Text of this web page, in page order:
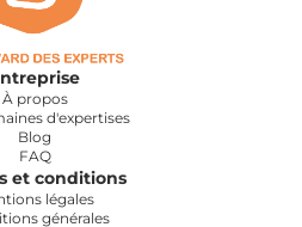
À propos
d'expertises
Blog
FAQ
et conditions
légales
générales